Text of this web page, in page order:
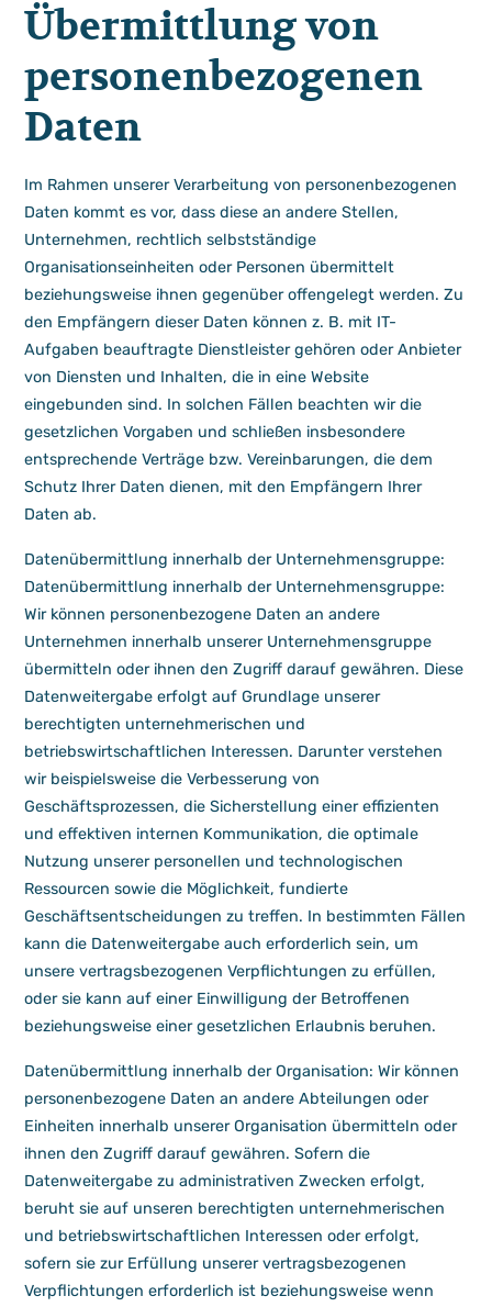
Übermittlung von
personenbezogenen
Daten
Im Rahmen unserer Verarbeitung von personenbezogenen
Daten kommt es vor, dass diese an andere Stellen,
Unternehmen, rechtlich selbstständige
Organisationseinheiten oder Personen übermittelt
beziehungsweise ihnen gegenüber offengelegt werden. Zu
den Empfängern dieser Daten können z. B. mit IT-
Aufgaben beauftragte Dienstleister gehören oder Anbieter
von Diensten und Inhalten, die in eine Website
eingebunden sind. In solchen Fällen beachten wir die
gesetzlichen Vorgaben und schließen insbesondere
entsprechende Verträge bzw. Vereinbarungen, die dem
Schutz Ihrer Daten dienen, mit den Empfängern Ihrer
Daten ab.
Datenübermittlung innerhalb der Unternehmensgruppe:
Datenübermittlung innerhalb der Unternehmensgruppe:
Wir können personenbezogene Daten an andere
Unternehmen innerhalb unserer Unternehmensgruppe
übermitteln oder ihnen den Zugriff darauf gewähren. Diese
Datenweitergabe erfolgt auf Grundlage unserer
berechtigten unternehmerischen und
betriebswirtschaftlichen Interessen. Darunter verstehen
wir beispielsweise die Verbesserung von
Geschäftsprozessen, die Sicherstellung einer effizienten
und effektiven internen Kommunikation, die optimale
Nutzung unserer personellen und technologischen
Ressourcen sowie die Möglichkeit, fundierte
Geschäftsentscheidungen zu treffen. In bestimmten Fällen
kann die Datenweitergabe auch erforderlich sein, um
unsere vertragsbezogenen Verpflichtungen zu erfüllen,
oder sie kann auf einer Einwilligung der Betroffenen
beziehungsweise einer gesetzlichen Erlaubnis beruhen.
Datenübermittlung innerhalb der Organisation: Wir können
personenbezogene Daten an andere Abteilungen oder
Einheiten innerhalb unserer Organisation übermitteln oder
ihnen den Zugriff darauf gewähren. Sofern die
Datenweitergabe zu administrativen Zwecken erfolgt,
beruht sie auf unseren berechtigten unternehmerischen
und betriebswirtschaftlichen Interessen oder erfolgt,
sofern sie zur Erfüllung unserer vertragsbezogenen
Verpflichtungen erforderlich ist beziehungsweise wenn